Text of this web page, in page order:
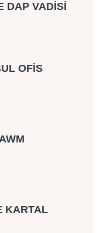
DAP VADİSİ
OFİS
KARTAL